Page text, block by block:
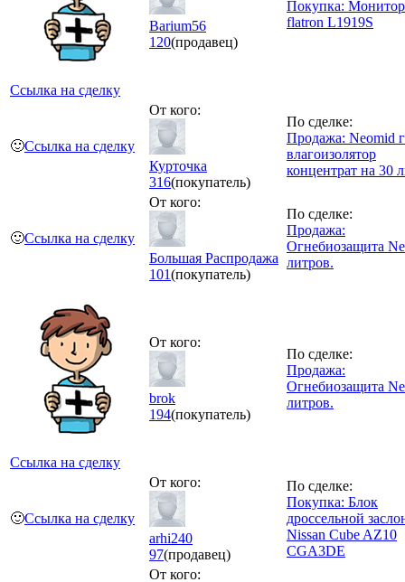
Ссылка на сделку
Barium56
120(продавец)
Покупка:
flatron L1919S
🙂Ссылка на сделку
От кого:
Курточка
316(покупатель)
По сделке:
Продажа: Neomid
влагоизолятор
концентрат на 30
🙂Ссылка на сделку
От кого:
Большая Распродажа
101(покупатель)
По сделке:
Продажа:
Огнебиозащита
литров.
Ссылка на сделку
От кого:
brok
194(покупатель)
По сделке:
Продажа:
Огнебиозащита
литров.
🙂Ссылка на сделку
От кого:
arhi240
97(продавец)
По сделке:
Покупка: Блок
дроссельной
Nissan Cube AZ10
CGA3DE
От кого: